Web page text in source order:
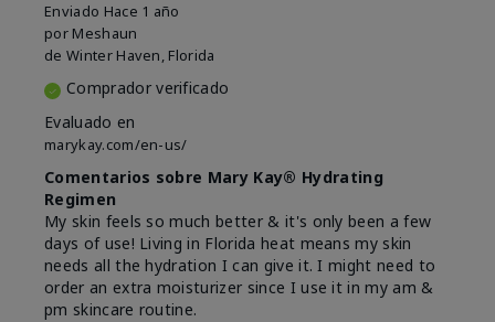
Enviado Hace 1 año
por Meshaun
de Winter Haven, Florida
Comprador verificado
Evaluado en
marykay.com/en-us/
Comentarios sobre Mary Kay® Hydrating
Regimen
My skin feels so much better & it's only been a few
days of use! Living in Florida heat means my skin
needs all the hydration I can give it. I might need to
order an extra moisturizer since I use it in my am &
pm skincare routine.